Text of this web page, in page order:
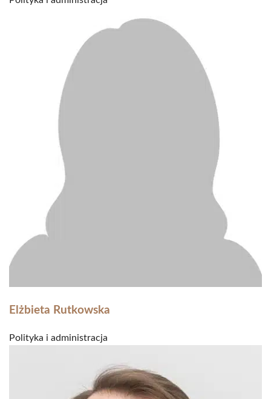
Elżbieta Rutkowska
Polityka i administracja